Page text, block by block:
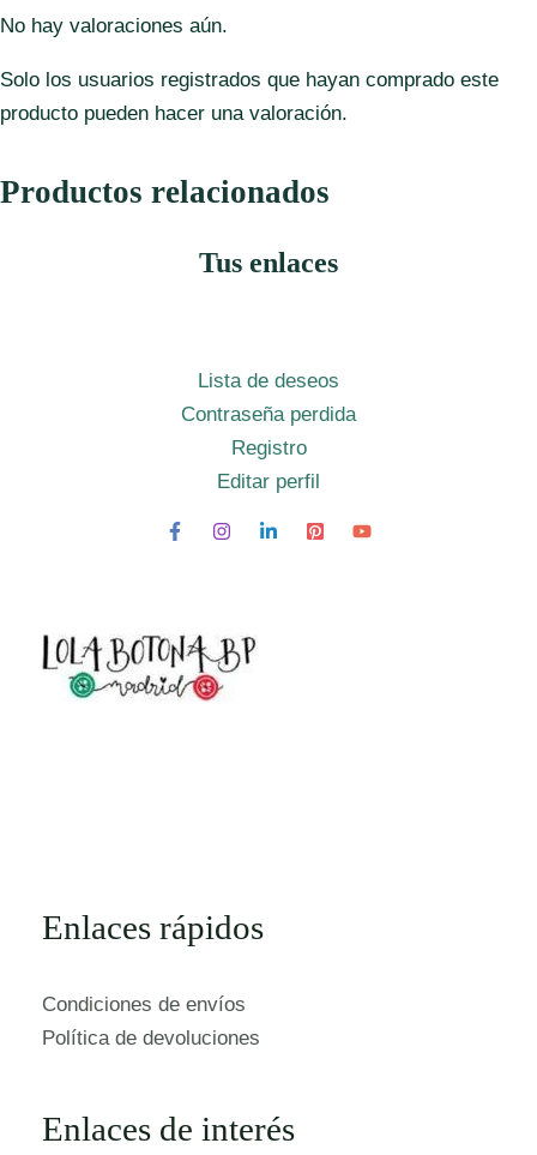
No hay valoraciones aún.
Solo los usuarios registrados que hayan comprado este
producto pueden hacer una valoración.
Productos relacionados
Tus enlaces
Lista de deseos
Contraseña perdida
Registro
Editar perfil
Enlaces rápidos
Condiciones de envíos
Política de devoluciones
Enlaces de interés